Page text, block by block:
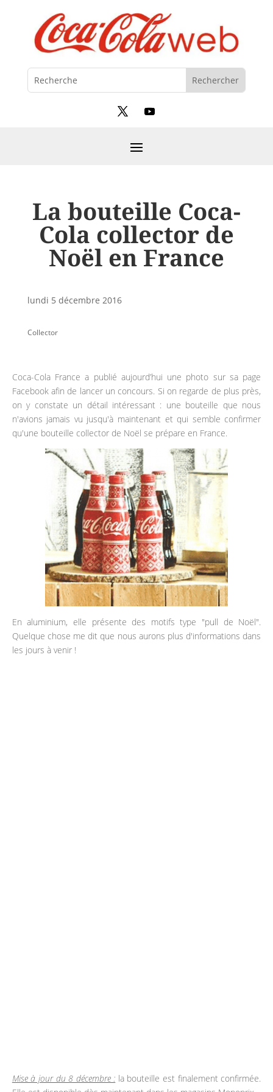
La bouteille Coca-
Cola collector de
Noël en France
lundi 5 décembre 2016
Collector
Coca-Cola France a publié aujourd’hui une photo sur sa page
Facebook afin de lancer un concours. Si on regarde de plus près,
on y constate un détail intéressant : une bouteille que nous
n'avions jamais vu jusqu'à maintenant et qui semble confirmer
qu'une bouteille collector de Noël se prépare en France.
En aluminium, elle présente des motifs type "pull de Noël".
Quelque chose me dit que nous aurons plus d'informations dans
les jours à venir !
Mise à jour du 8 décembre : la bouteille est finalement confirmée.